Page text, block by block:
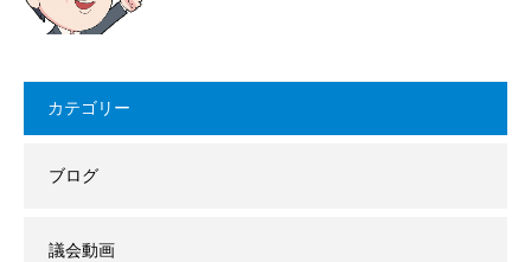
カテゴリー
ブログ
議会動画